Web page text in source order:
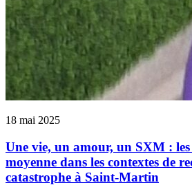
18 mai 2025
Une vie, un amour, un SXM : les
moyenne dans les contextes de
catastrophe à Saint-Martin